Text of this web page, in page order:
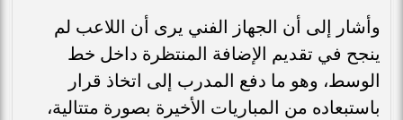
وأشار إلى أن الجهاز الفني يرى أن اللاعب لم
ينجح في تقديم الإضافة المنتظرة داخل خط
الوسط، وهو ما دفع المدرب إلى اتخاذ قرار
باستبعاده من المباريات الأخيرة بصورة متتالية،